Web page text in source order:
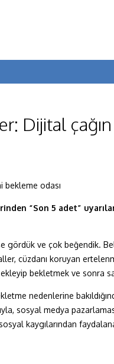
Dijital
“Son 5 adet”
gördük ve çok beğendik.
cüzdanı koruyan
bekletmek ve sonra
nedenlerine
sosyal medya
kaygılarından